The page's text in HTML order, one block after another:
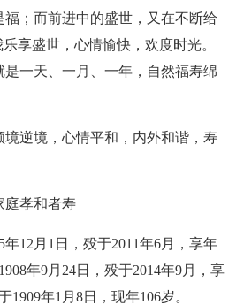
；而前进中的盛世，又在不断给
享盛世，心情愉快，欢度时光。
一天、一月、一年，自然福寿绵
境逆境，心情平和，内外和谐，寿
庭孝和者寿
年12月1日，殁于2011年6月，享年
年9月24日，殁于2014年9月，享
1909年1月8日，现年106岁。